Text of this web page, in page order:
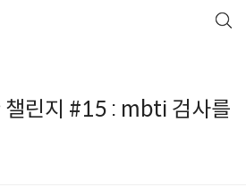
챌린지 #15 : mbti 검사를